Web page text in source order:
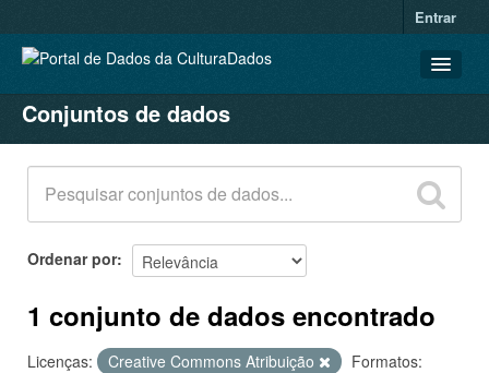
Entrar
CONJUNTOS DE DADOS
ORGANIZAÇÕES
GRUPOS
SOBRE
Conjuntos de dados
Ordenar por
1 conjunto de dados encontrado
Licenças: Creative Commons Atribuição
Formatos: